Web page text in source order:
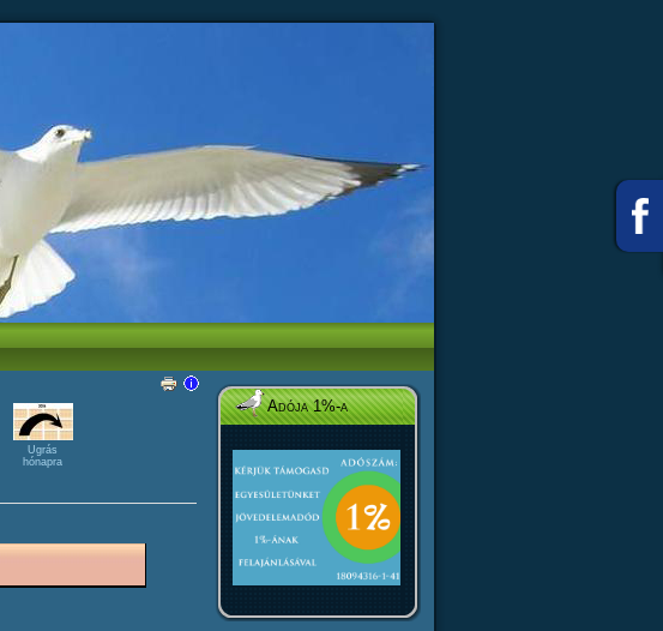
Ugrás
hónapra
Adója 1%-a